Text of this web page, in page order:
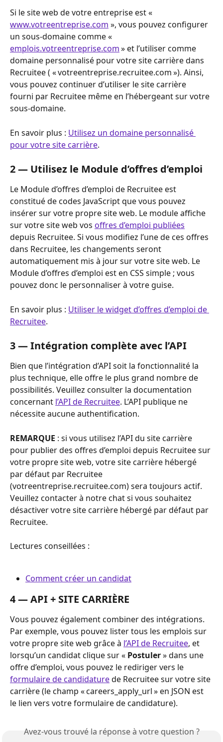
Si le site web de votre entreprise est «
www.votreentreprise.com », vous pouvez configurer
un sous-domaine comme «
emplois.votreentreprise.com » et l’utiliser comme
domaine personnalisé pour votre site carrière dans
Recruitee ( « votreentreprise.recruitee.com »). Ainsi,
vous pouvez continuer d’utiliser le site carrière
fourni par Recruitee même en l’hébergeant sur votre
sous-domaine.
En savoir plus : Utilisez un domaine personnalisé
pour votre site carrière.
2 — Utilisez le Module d’offres d’emploi
Le Module d’offres d’emploi de Recruitee est
constitué de codes JavaScript que vous pouvez
insérer sur votre propre site web. Le module affiche
sur votre site web vos offres d’emploi publiées
depuis Recruitee. Si vous modifiez l’une de ces offres
dans Recruitee, les changements seront
automatiquement mis à jour sur votre site web. Le
Module d’offres d’emploi est en CSS simple ; vous
pouvez donc le personnaliser à votre guise.
En savoir plus : Utiliser le widget d’offres d’emploi de
Recruitee.
3 — Intégration complète avec l’API
Bien que l’intégration d’API soit la fonctionnalité la
plus technique, elle offre le plus grand nombre de
possibilités. Veuillez consulter la documentation
concernant l’API de Recruitee. L’API publique ne
nécessite aucune authentification.
REMARQUE : si vous utilisez l’API du site carrière
pour publier des offres d’emploi depuis Recruitee sur
votre propre site web, votre site carrière hébergé
par défaut par Recruitee
(votreentreprise.recruitee.com) sera toujours actif.
Veuillez contacter à notre chat si vous souhaitez
désactiver votre site carrière hébergé par défaut par
Recruitee.
Lectures conseillées :
Comment créer un candidat
4 — API + SITE CARRIÈRE
Vous pouvez également combiner des intégrations.
Par exemple, vous pouvez lister tous les emplois sur
votre propre site web grâce à l’API de Recruitee, et
lorsqu’un candidat clique sur « Postuler » dans une
offre d’emploi, vous pouvez le rediriger vers le
formulaire de candidature de Recruitee sur votre site
carrière (le champ « careers_apply_url » en JSON est
le lien vers votre formulaire de candidature).
Avez-vous trouvé la réponse à votre question ?